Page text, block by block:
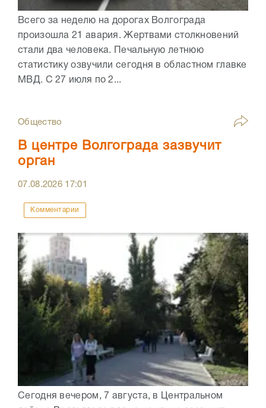
Всего за неделю на дорогах Волгограда
произошла 21 авария. Жертвами столкновений
стали два человека. Печальную летнюю
статистику озвучили сегодня в областном главке
МВД. С 27 июля по 2...
Общество
В центре Волгограда зазвучит
орган
07.08.2026 17:01
Комментарии
Сегодня вечером, 7 августа, в Центральном